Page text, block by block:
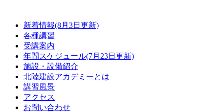
新着情報(8月3日更新)
各種講習
受講案内
年間スケジュール(7月23日更新)
施設・設備紹介
北陸建設アカデミーとは
講習風景
アクセス
お問い合わせ